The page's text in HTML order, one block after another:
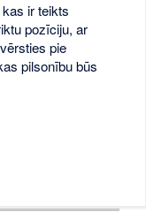
ir teikts
pozīciju, ar
pie
pilsonību būs